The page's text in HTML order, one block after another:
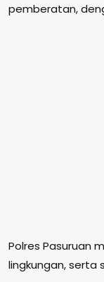
pemberatan,
Polres Pasuruan
lingkungan, serta